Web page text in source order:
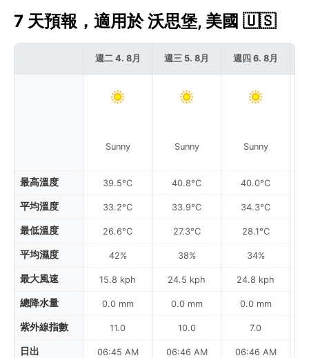
7 天預報，適用於 沃思堡, 美國 🇺🇸
最高溫度
平均溫度
最低溫度
平均濕度
最大風速
總降水量
紫外線指數
日出
週二 4. 8月
Sunny
39.5°C
33.2°C
26.6°C
42%
15.8 kph
0.0 mm
11.0
06:45 AM
週三 5. 8月
Sunny
40.8°C
33.9°C
27.3°C
38%
24.5 kph
0.0 mm
10.0
06:46 AM
週四 6. 8月
Sunny
40.0°C
34.3°C
28.1°C
34%
24.8 kph
0.0 mm
7.0
06:46 AM